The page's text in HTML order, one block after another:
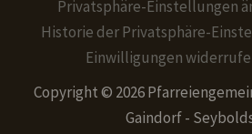
Privatsphäre-Einstellungen
Historie der Privatsphäre-
Einwilligungen
Copyright © 2026
Gaindorf -